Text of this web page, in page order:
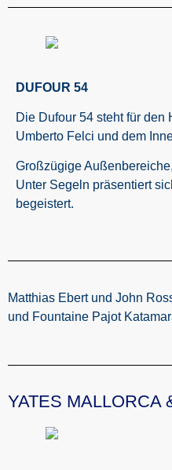
DUFOUR 54
Die Dufour 54 steht für
Umberto Felci und dem
Großzügige
Unter Segeln präsentiert
begeistert.
Matthias Ebert und John
und Fountaine Pajot
YATES MALLORCA